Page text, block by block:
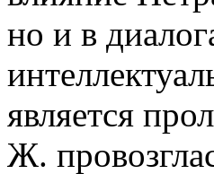
но и в
является
Ж.